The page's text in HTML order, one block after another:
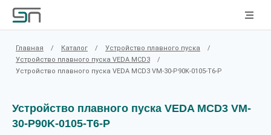
Главная / Каталог / Устройство плавного пуска
/
Устройство плавного пуска VEDA MCD3
/
Устройство плавного пуска VEDA MCD3 VM-30-P90K-0105-T6-P
Устройство плавного пуска VEDA MCD3 VM-
30-P90K-0105-T6-P